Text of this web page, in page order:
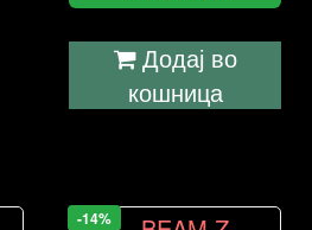
Додај во
кошница
-14%